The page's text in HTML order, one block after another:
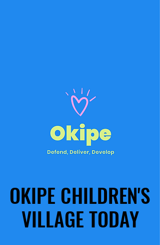
OKIPE CHILDREN'S
VILLAGE TODAY
OKIPE CHILDREN'S
VILLAGE TODAY